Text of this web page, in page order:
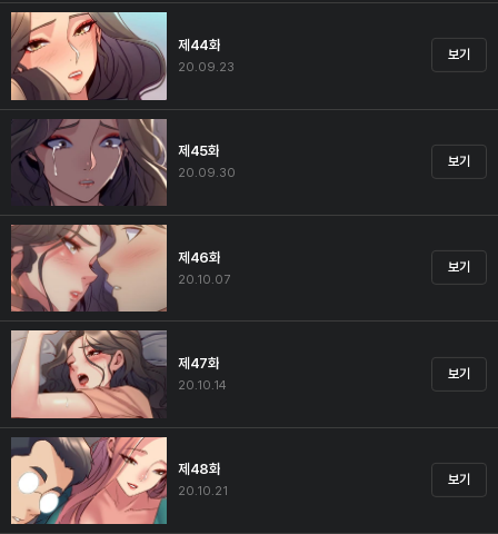
제44화
20.09.23
보기
제45화
20.09.30
보기
제46화
20.10.07
보기
제47화
20.10.14
보기
제48화
20.10.21
보기